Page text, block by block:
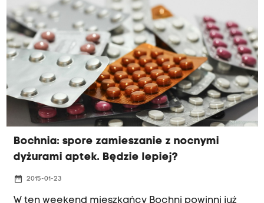
Bochnia: spore zamieszanie z nocnymi
dyżurami aptek. Będzie lepiej?
date_range 2015-01-23
W ten weekend mieszkańcy Bochni powinni już